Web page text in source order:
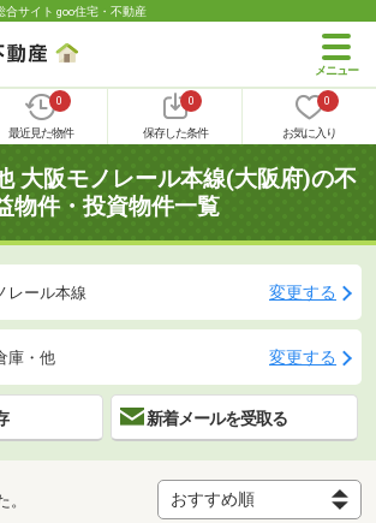
合サイト goo住宅・不動産
0
最近見た物件
0
保存した条件
0
お気に入り
大阪モノレール本線(大阪府)の不
物件・投資物件一覧
レール本線 変更する
庫・他 変更する
新着メールを受取る
。